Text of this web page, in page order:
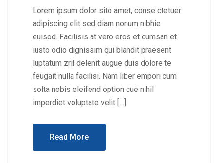
Lorem ipsum dolor sito amet, conse ctetuer
adipiscing elit sed diam nonum nibhie
euisod. Facilisis at vero eros et cumsan et
iusto odio dignissim qui blandit praesent
luptatum zril delenit augue duis dolore te
feugait nulla facilisi. Nam liber empori cum
solta nobis eleifend option cue nihil
imperdiet voluptate velit […]
Read More